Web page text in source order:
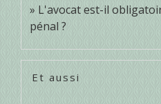
L'avocat est-il
pénal ?
Et aussi